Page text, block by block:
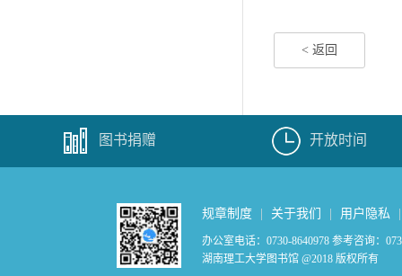
< 返回
图书捐赠 开放时间
规章制度 关于我们 用户隐私
办公室电话：0730-8640978 参考咨询：
湖南理工大学图书馆 @2018 版权所有